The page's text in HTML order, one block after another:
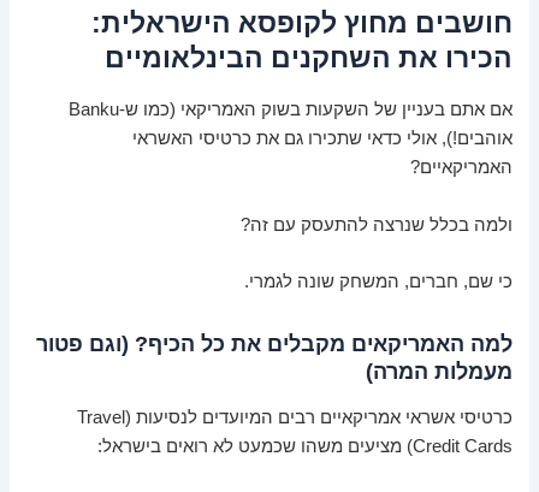
חושבים מחוץ לקופסא הישראלית:
הכירו את השחקנים הבינלאומיים
אם אתם בעניין של השקעות בשוק האמריקאי (כמו ש-Banku
אוהבים!), אולי כדאי שתכירו גם את כרטיסי האשראי
האמריקאיים?
ולמה בכלל שנרצה להתעסק עם זה?
כי שם, חברים, המשחק שונה לגמרי.
למה האמריקאים מקבלים את כל הכיף? (וגם פטור
מעמלות המרה)
כרטיסי אשראי אמריקאיים רבים המיועדים לנסיעות (Travel
Credit Cards) מציעים משהו שכמעט לא רואים בישראל: